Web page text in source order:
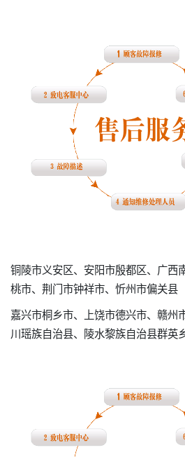
铜陵市义安区、安阳市殷都区、广西
桃市、荆门市钟祥市、忻州市偏关县
嘉兴市桐乡市、上饶市德兴市、赣州
川瑶族自治县、陵水黎族自治县群英